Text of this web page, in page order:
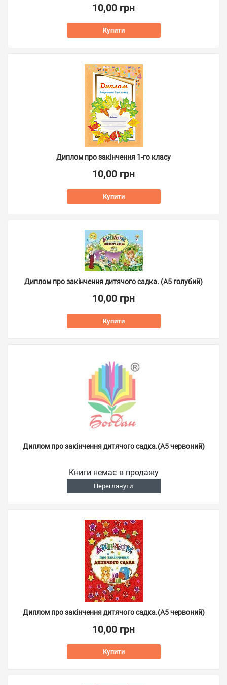
10,00 грн
Купити
Диплом про закінчення 1-го класу
10,00 грн
Купити
Диплом про закінчення дитячого садка. (А5 голубий)
10,00 грн
Купити
Диплом про закінчення дитячого садка.(А5 червоний)
Книги немає в продажу
Переглянути
Диплом про закінчення дитячого садка.(А5 червоний)
10,00 грн
Купити